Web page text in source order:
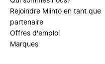
Rejoindre Miinto en tant que
partenaire
Offres d'emploi
Marques